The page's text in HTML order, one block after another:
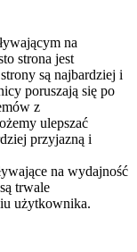
na
strona jest
są najbardziej i
poruszają się po
z
ulepszać
przyjazną i
na wydajność
trwale
użytkownika.